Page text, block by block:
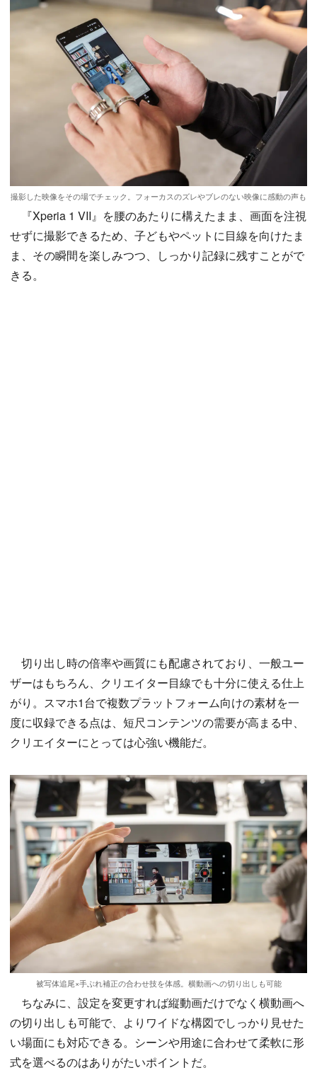
撮影した映像をその場でチェック。フォーカスのズレやブレのない映像に感動の声も
『Xperia 1 VII』を腰のあたりに構えたまま、画面を注視
せずに撮影できるため、子どもやペットに目線を向けたま
ま、その瞬間を楽しみつつ、しっかり記録に残すことがで
きる。
切り出し時の倍率や画質にも配慮されており、一般ユー
ザーはもちろん、クリエイター目線でも十分に使える仕上
がり。スマホ1台で複数プラットフォーム向けの素材を一
度に収録できる点は、短尺コンテンツの需要が高まる中、
クリエイターにとっては心強い機能だ。
被写体追尾×手ぶれ補正の合わせ技を体感。横動画への切り出しも可能
ちなみに、設定を変更すれば縦動画だけでなく横動画へ
の切り出しも可能で、よりワイドな構図でしっかり見せた
い場面にも対応できる。シーンや用途に合わせて柔軟に形
式を選べるのはありがたいポイントだ。